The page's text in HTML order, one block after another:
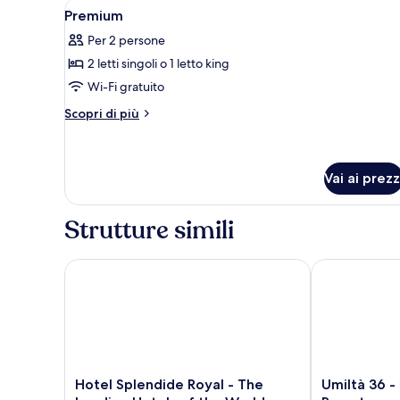
Apri
tutte
le
foto
per
Premium
4
Premium
Per 2 persone
2 letti singoli o 1 letto king
Wi-Fi gratuito
Scopri di più
Altri
Vai ai
Strutture simili
Hotel
Hotel Splendide Royal - The
Hotel Splendide Royal - The Leading Hotels of the
Umiltà
Umiltà 36
Umiltà 36 -